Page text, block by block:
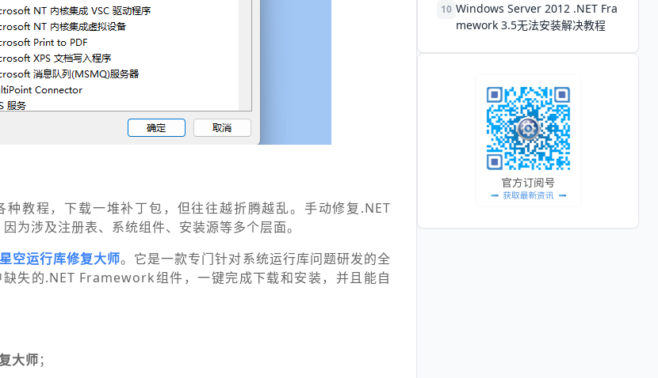
教程，下载一堆补丁包，但往往越折腾越乱。手动修复.NET
为涉及注册表、系统组件、安装源等多个层面。
星空运行库修复大师。它是一款专门针对系统运行库问题研发的全
失的.NET Framework组件，一键完成下载和安装，并且能自
大师；
10 Windows Server 2012 .NET Fra
mework 3.5无法安装解决教程